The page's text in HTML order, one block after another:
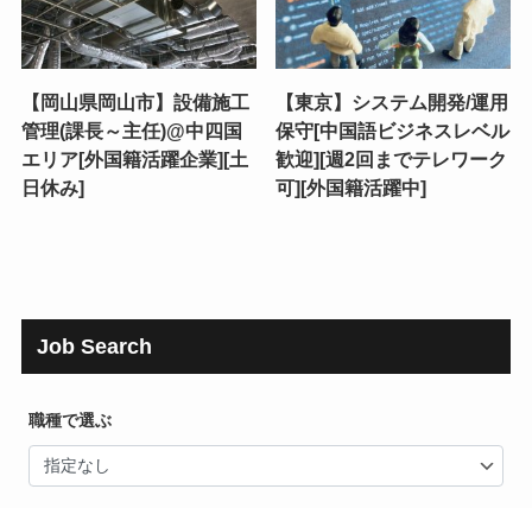
【岡山県岡山市】設備施工
管理(課長～主任)@中四国
エリア[外国籍活躍企業][土
日休み]
【東京】システム開発/運用
保守[中国語ビジネスレベル
歓迎][週2回までテレワーク
可][外国籍活躍中]
Job Search
職種で選ぶ